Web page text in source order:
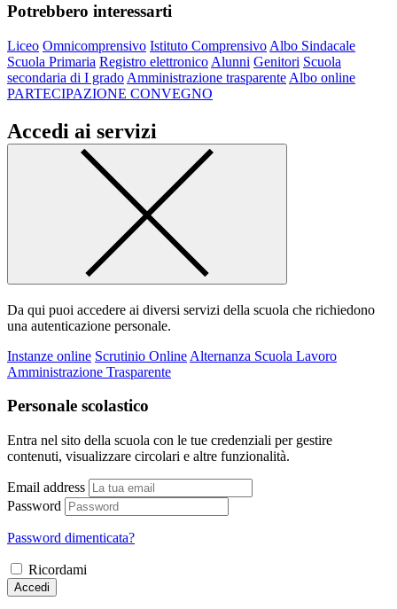
Potrebbero interessarti
Liceo Omnicomprensivo Istituto Comprensivo Albo Sindacale
Scuola Primaria Registro elettronico Alunni Genitori Scuola
secondaria di I grado Amministrazione trasparente Albo online
PARTECIPAZIONE CONVEGNO
Accedi ai servizi
Da qui puoi accedere ai diversi servizi della scuola che richiedono
una autenticazione personale.
Instanze online Scrutinio Online Alternanza Scuola Lavoro
Amministrazione Trasparente
Personale scolastico
Entra nel sito della scuola con le tue credenziali per gestire
contenuti, visualizzare circolari e altre funzionalità.
Email address
Password
Password dimenticata?
Ricordami
Accedi